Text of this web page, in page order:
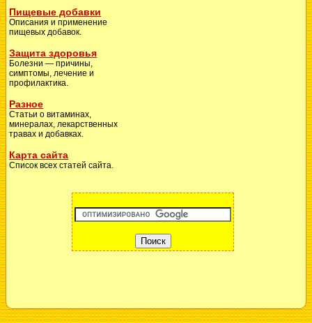
Пищевые добавки
Описания и применение
пищевых добавок.
Защита здоровья
Болезни — причины,
симптомы, лечение и
профилактика.
Разное
Статьи о витаминах,
минералах, лекарственных
травах и добавках.
Карта сайта
Список всех статей сайта.